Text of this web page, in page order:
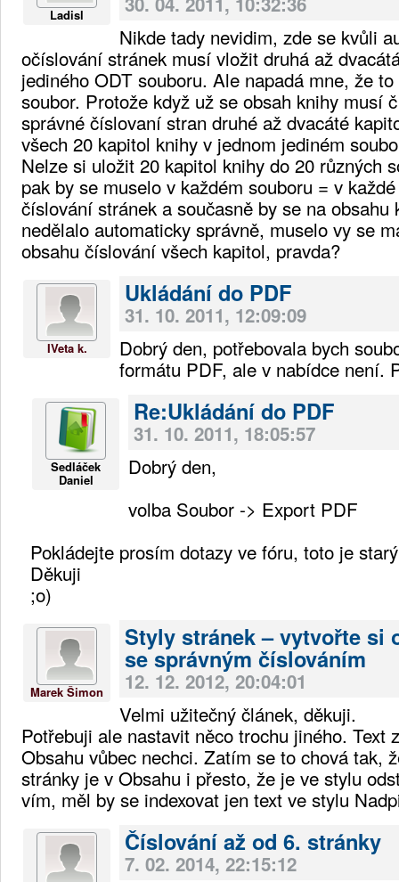
Ladisl
Nikde tady nevidim, zde se kvůli
očíslování stránek musí vložit druhá až
jediného ODT souboru. Ale napadá mne, že
soubor. Protože když už se obsah knihy musí
správné číslovaní stran druhé až dvacáté
všech 20 kapitol knihy v jednom jediném
Nelze si uložit 20 kapitol knihy do 20 různých
pak by se muselo v každém souboru = v
číslování stránek a současně by se na
nedělalo automaticky správně, muselo vy se
obsahu číslování všech kapitol, pravda?
IVeta k.
Ukládání do PDF
31. 10. 2011, 12:09:09
Dobrý den, potřebovala bych
formátu PDF, ale v nabídce není.
Sedláček
Daniel
Re:Ukládání do PDF
31. 10. 2011, 18:05:57
Dobrý den,
volba Soubor -> Export PDF
Pokládejte prosím dotazy ve fóru, toto je
Děkuji
;o)
Marek Šimon
Styly stránek – vytvořte si
se správným číslováním
12. 12. 2012, 20:04:01
Velmi užitečný článek, děkuji.
Potřebuji ale nastavit něco trochu jiného. Text
Obsahu vůbec nechci. Zatím se to chová tak,
stránky je v Obsahu i přesto, že je ve stylu
vím, měl by se indexovat jen text ve stylu
Číslování až od 6. stránky
7. 02. 2014, 22:15:12